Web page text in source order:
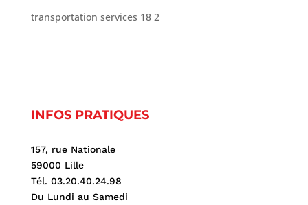
transportation services 18 2
INFOS PRATIQUES
157, rue Nationale
59000 Lille
Tél. 03.20.40.24.98
Du Lundi au Samedi